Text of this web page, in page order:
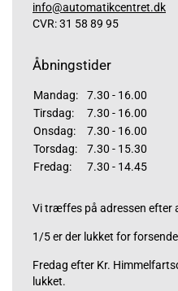
info@automatikcentret.dk
CVR: 31 58 89 95
Åbningstider
Mandag:
7.30 - 16.00
Tirsdag:
7.30 - 16.00
Onsdag:
7.30 - 16.00
Torsdag:
7.30 - 15.30
Fredag:
7.30 - 14.45
Vi træffes på adressen efter
1/5 er der lukket for
Fredag efter Kr.
lukket.